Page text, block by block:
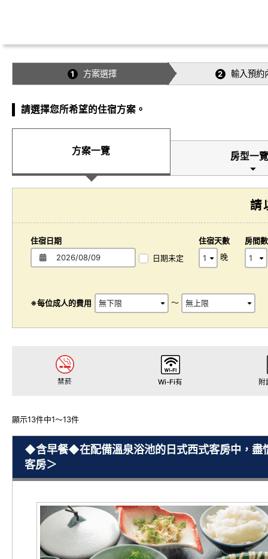
1 方案選擇 2 輸入預約
請選擇您所希望的住宿方案。
方案一覽 房型一
請
住宿日期
日期未定
住宿天數
晚
房間數
※每位成人的費用 ～
禁菸 Wi-Fi有 附
顯示13件中1～13件
◆含早餐◆在配備溫泉浴池的日式西式客房中，盡
客房＞